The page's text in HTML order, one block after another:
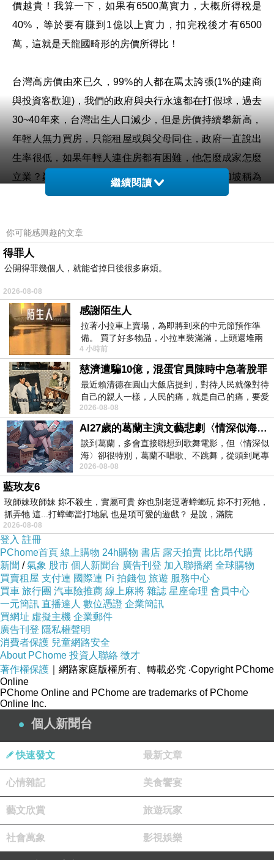
價越貴！我算一下，如果有6500萬實力，大概所得稅是
40% ，等於要有賺到 1億以上實力，扣完稅後才有6500
萬，這就是天龍國畸形的房價所得比！
台灣高房價由來已久，99%的人都在罵太誇張(1%的建商
與投資客歡迎)，我們的政府與央行永遠都在打假球，過去
30~40年來，台灣出生人口減少，但是房價持續攀新高，
年輕人無力買房，只能租屋或與父母同住，政府一直說出
生率很低，如果年輕人連住房都有困難，他怎麼成家怎麼
立業？鄰近國家的香港、新加坡有社會住宅，新加坡稱為
組屋，有80%新加坡人住在組屋，組屋是賣斷也就是個人
式，平均取得入住資格在
台灣的社會住宅起步很晚，2016年 蔡英文總統喊出
萬戶社宅目標，實際情況是截至
的社宅僅3 萬多戶，其餘都是興建中或計入包租代管數
量，所以政府的牛步化是首要被檢討對象，導致真正需要
社宅的年輕人或弱勢族群根本抽不到！以先進國家社宅供
給至少5%起跳，台灣慘到連1% 都不到…儘管這幾年推出
租補計畫，但是對照租金漲幅與續約不確定性，只是一種
拖延哄騙戰術 …
台灣社宅不只供給不足，管理也有很大的問題！台灣社宅
要求40%提供給經濟或社會弱勢者，原本看似美意的政策
等於是為社宅貼上貧困標籤，這也難怪興建社宅還要先面
臨當地居民的反彈，而且一個社區將近一半的極度弱勢，
社區管理的難度？我們見過拖欠租金，喝酒滋事，問題租
戶導致管理的困難，到底這樣的社宅還會有多少年輕夫妻
或中產家庭願意入住？政府保護社會弱勢值得鼓勵，但是
要讓社宅成功不只是數量要足夠，社宅管理的品質也要兼
顧，這樣才能建立社宅值得信賴的名聲。
上一篇：小朱日記 20250309_FB充斥的詐騙與毫無作為
下一篇：小朱日記 20250629_環境憂慮下台灣可以做些甚麼
繼續閱讀
你可能感興趣的文章
得罪人
公開得罪幾個人，就能省掉日後很多麻煩。
2026-08-08
感謝陌生人
拉著小拉車上賣場，為即將到來的中元節預作準
備。 買了好多物品，小拉車裝滿滿，上頭還堆兩
紙箱。 雖辛苦了點，這點程度我一個人搬
4 小時前
慈濟遭騙10億，混蛋官員陳時中急著脫罪
最近賴清德在圓山大飯店提到，對待人民就像對待
自己的親人一樣，人民的痛，就是自己的痛，要愛
民如親，說的這麼好聽，實際上根本沒做
2026-08-08
AI27歲的葛蘭主演文藝悲劇〈情深似海〉 #戀上老電影 #葛蘭 #粟子
談到葛蘭，多會直接聯想到歌舞電影，但〈情深似
海〉卻很特別，葛蘭不唱歌、不跳舞，從頭到尾專
心演戲。拍攝期間，經常工作超過12個鐘
2026-08-08
藍玫友6
玫師妹玫師妹 妳不殺生，實屬可貴 妳也別老逗著蟑螂玩 妳不打死牠，
抓弄牠 這...打蟑螂當打地鼠 也是項可愛的遊戲？ 是說，滿院
2026-08-08
登入 註冊
PChome首頁 線上購物 24h購物 書店 露天拍賣 比比昂代購
新聞 /氣象 股市 個人新聞台 廣告刊登 加入聯播網 全球購物
買賣租屋 支付連 國際連 Pi 拍錢包 旅遊 服務中心
買車 旅行團 汽車險推薦 線上麻將 雜誌 星座命理 會員中心
一元簡訊 直播達人 數位憑證 企業簡訊
買網址 虛擬主機 企業郵件
廣告刊登 隱私權聲明
消費者保護 兒童網路安全
About PChome 投資人聯絡 徵才
著作權保護 ｜網路家庭版權所有、轉載必究 ‧Copyright PChome
Online
PChome Online and PChome are trademarks of PChome
Online Inc.
個人新聞台
快速發文 最新文章
心情雜記 美食饗宴
藝文欣賞 旅遊玩家
社會萬象 影視娛樂